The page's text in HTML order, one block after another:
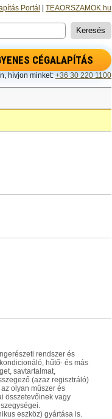
Portál TEAORSZAMOK.hu
CÉGALAPÍTÁS
hívjon minket: +36 30 220 1100
rendszer és
hűtő- és más
savtartalmat,
(azaz regisztráló)
olyan műszer és
összetevőinek vagy
eszköz) gyártása is.